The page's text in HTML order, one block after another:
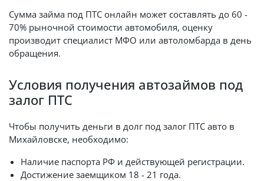
Сумма займа под ПТС онлайн может составлять до 60 -
70% рыночной стоимости автомобиля, оценку
производит специалист МФО или автоломбарда в день
обращения.
Условия получения автозаймов под
залог ПТС
Чтобы получить деньги в долг под залог ПТС авто в
Михайловске, необходимо:
Наличие паспорта РФ и действующей регистрации.
Достижение заемщиком 18 - 21 года.